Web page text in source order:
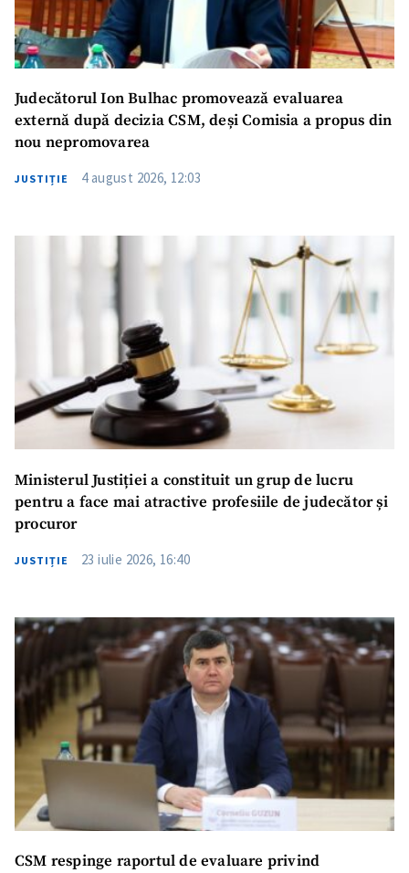
Judecătorul Ion Bulhac promovează evaluarea
externă după decizia CSM, deși Comisia a propus din
nou nepromovarea
JUSTIȚIE 4 august 2026, 12:03
Ministerul Justiției a constituit un grup de lucru
pentru a face mai atractive profesiile de judecător și
procuror
JUSTIȚIE 23 iulie 2026, 16:40
CSM respinge raportul de evaluare privind